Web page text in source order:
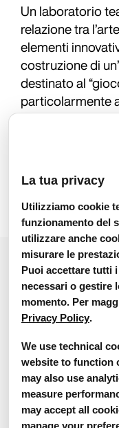
Un laboratorio
relazione tra
elementi
costruzione di
destinato al
particolarmente
"Ha come
artistici
d’arte –
La tua privacy
Utilizziamo cookie
funzionamento del
utilizzare anche
misurare le
Puoi accettare tutti
necessari o gestire
momento. Per
Privacy Policy.
We use technical
website to function
may also use
measure
may accept all
manage your